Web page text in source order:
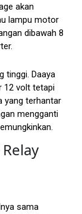
akan
lampu motor
dibawah 8
tinggi. Daaya
12 volt tetapi
yang terhantar
mengganti
sama